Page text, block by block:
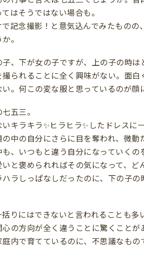
はそうではない場合も。
記念撮影！と意気込んでみたもの
。
、下が女の子ですが、上の子の時は
られることに全く興味がない。面
。何この変な服と思っているのが顔
五三。
キラキラ✨ヒラヒラ✨したドレスに
中の自分にさらに目を奪われ、微
、いつもと違う自分になっていくの
と褒められればその気になって、ど
ラしっぱなしだったのに、下の子
りにはできないと言われることも
の方向が全く違うことに驚くことが
内で育てているのに、不思議なもの